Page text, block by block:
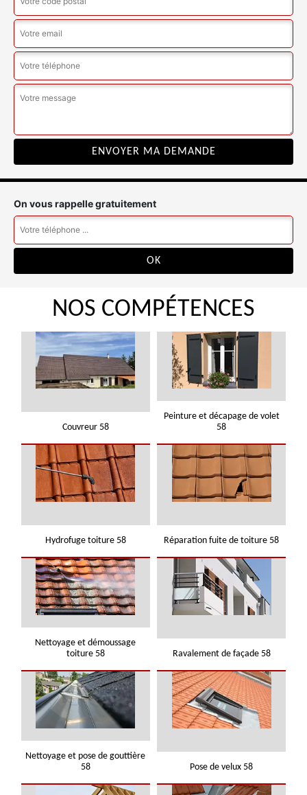
On vous rappelle gratuitement
NOS COMPÉTENCES
Couvreur 58
Peinture et décapage de volet
58
Hydrofuge toiture 58 Réparation fuite de toiture 58
Nettoyage et démoussage
toiture 58
Ravalement de façade 58
Nettoyage et pose de gouttière
58
Pose de velux 58